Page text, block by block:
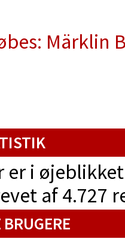
Märklin
er i
af 4.727
BRUGERE